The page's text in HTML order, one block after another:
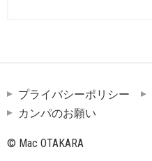
プライバシーポリシー
カンパのお願い
© Mac OTAKARA